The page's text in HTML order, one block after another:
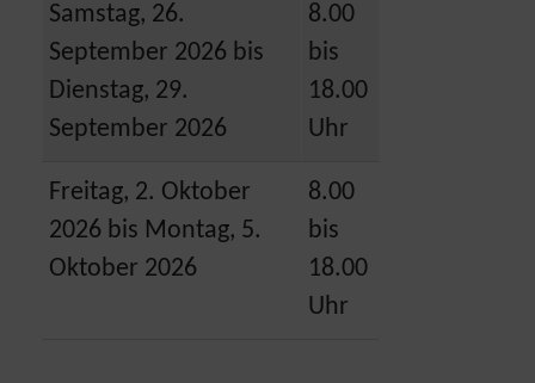
Samstag, 26.
September 2026 bis
Dienstag, 29.
September 2026
8.00
bis
18.00
Uhr
Freitag, 2. Oktober
2026 bis Montag, 5.
Oktober 2026
8.00
bis
18.00
Uhr